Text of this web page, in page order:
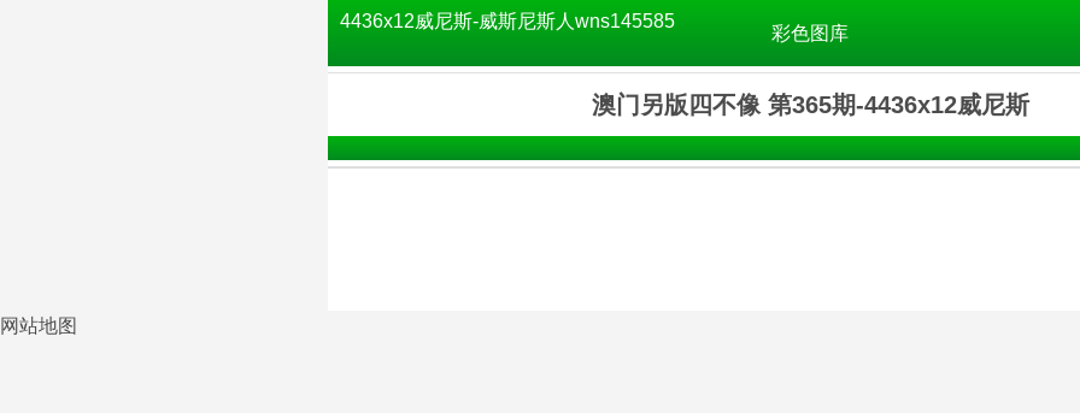
4436x12威尼斯-威斯尼斯人wns145585
彩色图库
澳门另版四不像 第365期-4436x12威尼斯
网站地图